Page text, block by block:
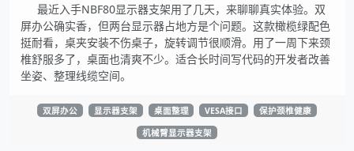
最近入手NBF80显示器支架用了几天，来聊聊真实体验。双
屏办公确实香，但两台显示器占地方是个问题。这款橄榄绿配色
挺耐看，桌夹安装不伤桌子，旋转调节很顺滑。用了一周下来颈
椎舒服多了，桌面也清爽不少。适合长时间写代码的开发者改善
坐姿、整理线缆空间。
双屏办公 显示器支架 桌面整理 VESA接口
保护颈椎健康
机械臂显示器支架